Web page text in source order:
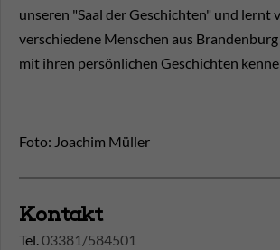
unseren "Saal der Geschichten" und lernt
verschiedene Menschen aus
mit ihren persönlichen Geschichten
Foto: Joachim Müller
Kontakt
Tel.03381/584501